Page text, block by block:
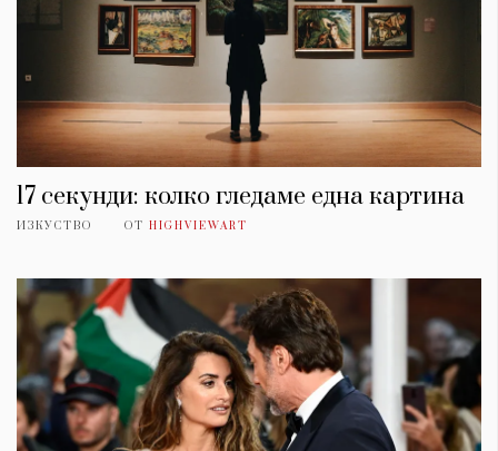
17 секунди: колко гледаме една картина
ИЗКУСТВО ОТ HIGHVIEWART